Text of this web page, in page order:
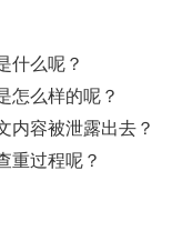
什么呢？
怎么样的呢？
内容被泄露出去？
重过程呢？